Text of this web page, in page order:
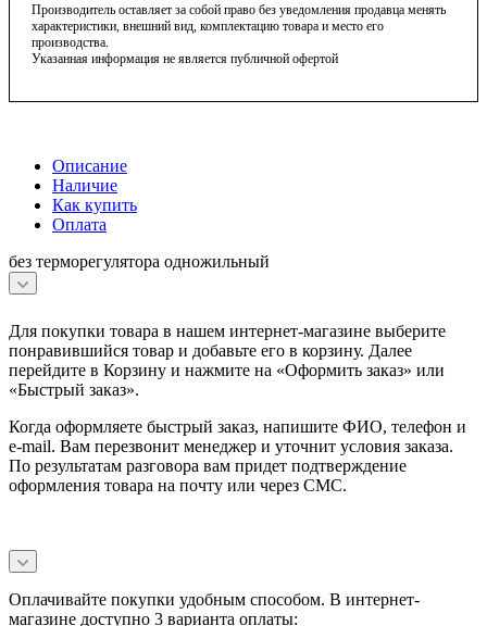
Производитель оставляет за собой право без уведомления продавца менять
характеристики, внешний вид, комплектацию товара и место его
производства.
Указанная информация не является публичной офертой
Описание
Наличие
Как купить
Оплата
без терморегулятора одножильный
Для покупки товара в нашем интернет-магазине выберите
понравившийся товар и добавьте его в корзину. Далее
перейдите в Корзину и нажмите на «Оформить заказ» или
«Быстрый заказ».
Когда оформляете быстрый заказ, напишите ФИО, телефон и
e-mail. Вам перезвонит менеджер и уточнит условия заказа.
По результатам разговора вам придет подтверждение
оформления товара на почту или через СМС.
Оплачивайте покупки удобным способом. В интернет-
магазине доступно 3 варианта оплаты: